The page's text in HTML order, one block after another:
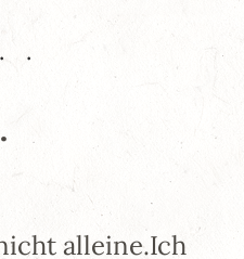
alleine.Ich